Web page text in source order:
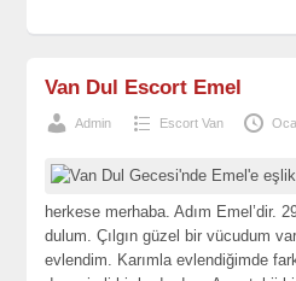
Van Dul Escort Emel
Admin Escort Van
herkese merhaba. Adım Emel’dir.
dulum. Çılgın güzel bir vücudum
evlendim. Karımla evlendiğimde